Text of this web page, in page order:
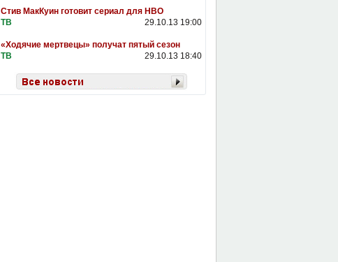
Стив МакКуин готовит сериал для HBO
29.10.13 19:00
ТВ
«Ходячие мертвецы» получат пятый сезон
29.10.13 18:40
ТВ